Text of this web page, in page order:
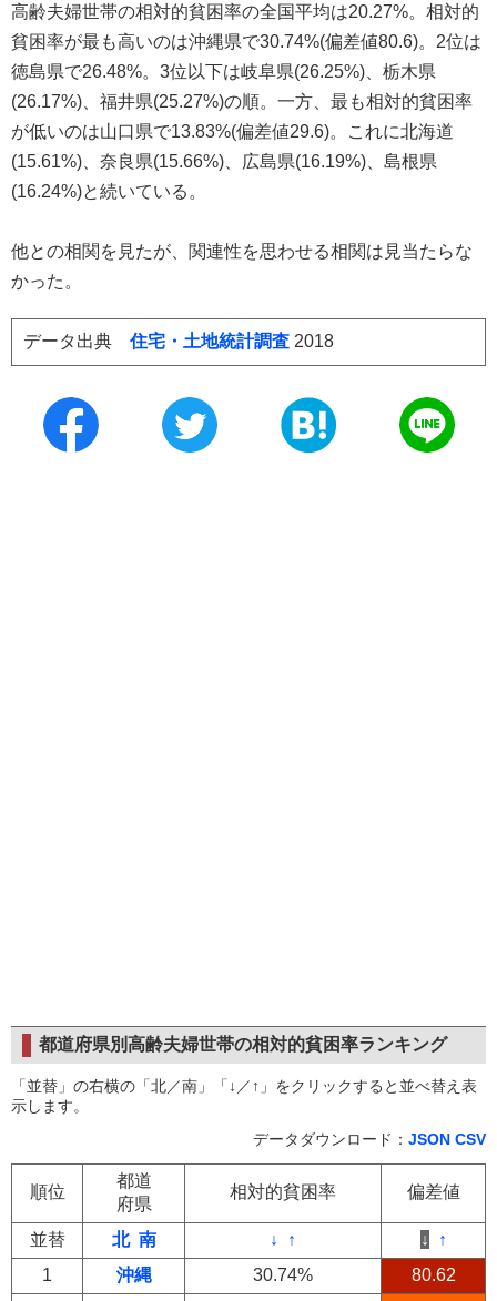
高齢夫婦世帯の相対的貧困率の全国平均は20.27%。相対的
貧困率が最も高いのは沖縄県で30.74%(偏差値80.6)。2位は
徳島県で26.48%。3位以下は岐阜県(26.25%)、栃木県
(26.17%)、福井県(25.27%)の順。一方、最も相対的貧困率
が低いのは山口県で13.83%(偏差値29.6)。これに北海道
(15.61%)、奈良県(15.66%)、広島県(16.19%)、島根県
(16.24%)と続いている。
他との相関を見たが、関連性を思わせる相関は見当たらな
かった。
データ出典 住宅・土地統計調査 2018
都道府県別高齢夫婦世帯の相対的貧困率ランキング
「並替」の右横の「北／南」「↓／↑」をクリックすると並べ替え表
示します。
データダウンロード： JSON CSV
順位
都道
府県
相対的貧困率 偏差値
並替 北 南 ↓ ↑ ↓
↑
1
沖縄 30.74% 80.62